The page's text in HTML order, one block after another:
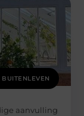
aanvulling